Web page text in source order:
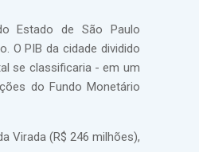
Estado de São Paulo
O PIB da cidade dividido
se classificaria - em um
do Fundo Monetário
Virada (R$ 246 milhões),